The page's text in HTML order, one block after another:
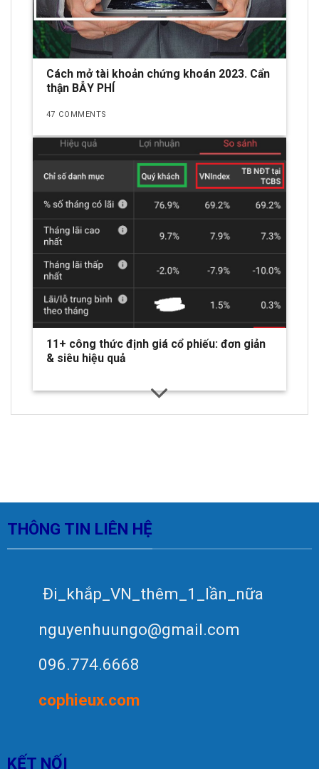
Cách mở tài khoản chứng khoán 2023. Cẩn
thận BẪY PHÍ
47 COMMENTS
11+ công thức định giá cổ phiếu: đơn giản
& siêu hiệu quả
THÔNG TIN LIÊN HỆ
Đi_khắp_VN_thêm_1_lần_nữa
nguyenhuungo@gmail.com
096.774.6668
cophieux.com
KẾT NỐI